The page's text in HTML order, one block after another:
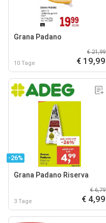
Grana Padano
10 Tage
€ 21,99
€ 19,99
-26%
Grana Padano Riserva
3 Tage
€ 6,79
€ 4,99